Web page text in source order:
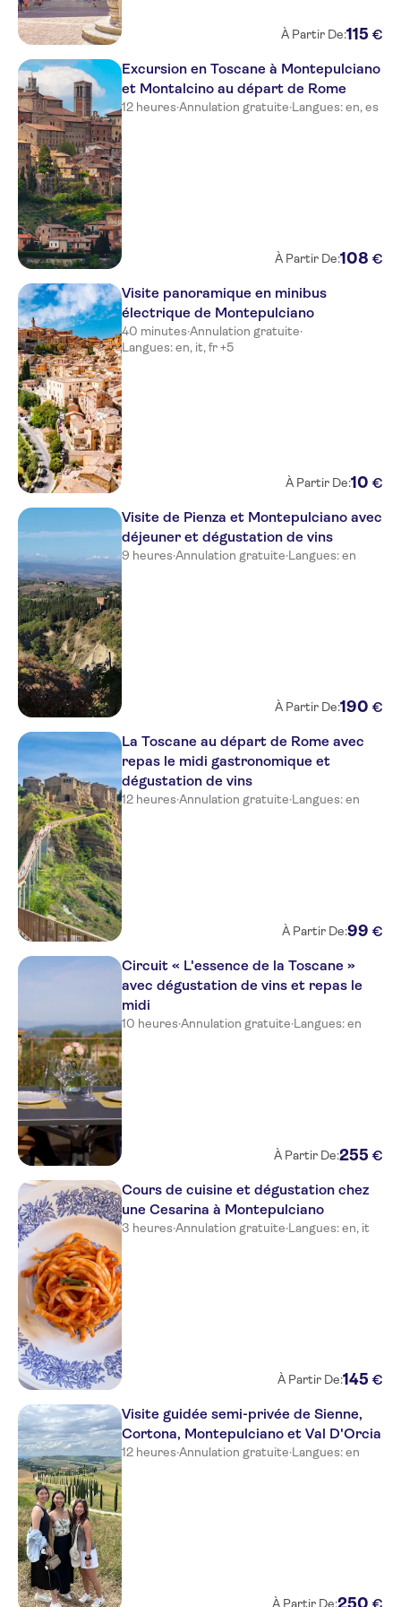
À Partir De:115 €
Excursion en Toscane à Montepulciano
et Montalcino au départ de Rome
12 heures·Annulation gratuite·Langues: en, es
À Partir De:108 €
Visite panoramique en minibus
électrique de Montepulciano
40 minutes·Annulation gratuite·
Langues: en, it, fr +5
À Partir De:10 €
Visite de Pienza et Montepulciano avec
déjeuner et dégustation de vins
9 heures·Annulation gratuite·Langues: en
À Partir De:190 €
La Toscane au départ de Rome avec
repas le midi gastronomique et
dégustation de vins
12 heures·Annulation gratuite·Langues: en
À Partir De:99 €
Circuit « L'essence de la Toscane »
avec dégustation de vins et repas le
midi
10 heures·Annulation gratuite·Langues: en
À Partir De:255 €
Cours de cuisine et dégustation chez
une Cesarina à Montepulciano
3 heures·Annulation gratuite·Langues: en, it
À Partir De:145 €
Visite guidée semi-privée de Sienne,
Cortona, Montepulciano et Val D'Orcia
12 heures·Annulation gratuite·Langues: en
À Partir De:250